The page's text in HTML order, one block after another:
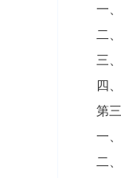
一
二
三
四
第
一
二